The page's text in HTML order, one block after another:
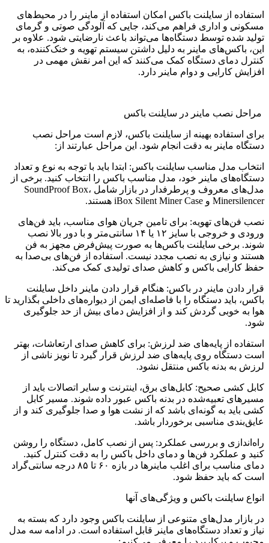
استفاده از سایلنت باکس امکان استفاده از ماینر را در محیط‌های
مسکونی و اداری فراهم می‌کند، جایی که آلودگی صوتی و گرمای
تولید شده توسط دستگاه‌ها می‌تواند باعث نارضایتی شود. علاوه بر
این، باکس‌های ماینر به دلیل داشتن سیستم تهویه و خنک‌کننده، به
کنترل دمای دستگاه کمک می‌کنند که این امر نقش مهمی در
افزایش کارایی و دوام ماینر دارد.
مراحل نصب ماینر در سایلنت باکس
برای استفاده بهینه از سایلنت باکس، لازم است مراحل نصب
دستگاه ماینر به دقت انجام شود. این مراحل عبارتند از:
انتخاب مدل مناسب سایلنت باکس: ابتدا باید با توجه به نوع و تعداد
دستگاه‌های ماینر خود، مدل مناسب باکس را انتخاب کنید. برخی از
مدل‌های معروف و پرطرفدار در بازار شامل SoundProof Box،
Minersilencer و iBox Silent Miner Case هستند.
نصب فن‌های تهویه: برای تامین جریان هوای مناسب، باید فن‌های
ورودی و خروجی با سایز ۱۲ یا ۱۴ سانتی‌متر و با دور بالا نصب
شوند. برخی سایلنت باکس‌ها به صورت پیش‌فرض مجهز به فن
هستند و نیازی به نصب مجدد نیست. استفاده از فن‌های بی‌صدا به
حفظ کارایی باکس و کاهش صدای تولیدی کمک می‌کند.
قرار دادن ماینر در باکس: هنگام قرار دادن ماینر داخل سایلنت
باکس، باید دستگاه را با فاصله‌ای ایمن از دیواره‌های داخلی بگذارید تا
هوا به خوبی گردش کند و از افزایش دمای بیش از حد جلوگیری
شود.
استفاده از پایه‌های ضد لرزش: برای کاهش صدای ارتعاشات، بهتر
است دستگاه روی پایه‌های ضد لرزش قرار گیرد تا نویز ناشی از
لرزش به بدنه باکس منتقل نشود.
کابل کشی صحیح: کابل‌های برق، اینترنت و سایر اتصالات باید از
مسیرهای تعبیه‌شده در بدنه باکس عبور داده شوند. مسیر کابل
کشی باید به گونه‌ای باشد که از نشت هوا و صدا جلوگیری کند و از
عایق‌بندی مناسبی برخوردار باشد.
راه‌اندازی و بررسی عملکرد: پس از نصب کامل، دستگاه را روشن
کنید و عملکرد فن‌ها و دمای داخل باکس را به دقت کنترل کنید.
دمای مناسب برای اغلب ماینرها در بازه ۶۰ تا ۸۵ درجه سانتی‌گراد
است که باید حفظ شود.
انواع سایلنت باکس و ویژگی‌های آنها
در بازار مدل‌های متنوعی از سایلنت باکس وجود دارد که بسته به
نیاز و تعداد دستگاه‌های ماینر قابل استفاده است. در ادامه سه مدل